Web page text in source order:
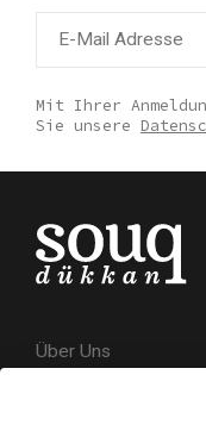
Mit Ihrer
Sie unsere
Über Uns